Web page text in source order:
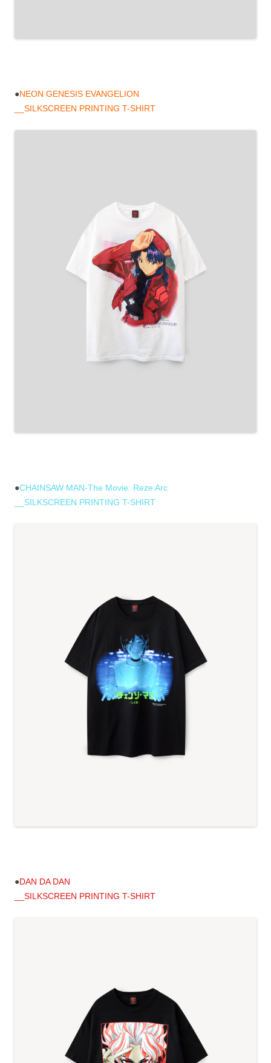
●NEON GENESIS EVANGELION
__SILKSCREEN PRINTING T-SHIRT
●CHAINSAW MAN-The Movie: Reze Arc
__SILKSCREEN PRINTING T-SHIRT
●DAN DA DAN
__SILKSCREEN PRINTING T-SHIRT